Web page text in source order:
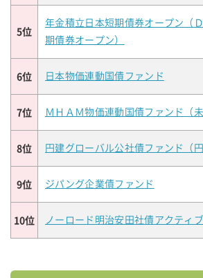
5位
年金積立日本短期債券オープン（
期債券オープン）
6位 日本物価連動国債ファンド
7位 ＭＨＡＭ物価連動国債ファンド（未
8位 円建グローバル公社債ファンド（円
9位 ジパング企業債ファンド
10位 ノーロード明治安田社債アクティブ